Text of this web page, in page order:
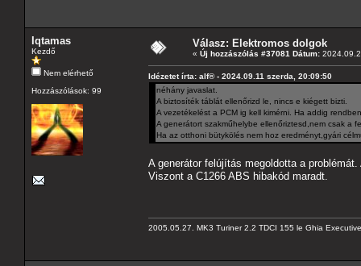
Iqtamas
Kezdő
Nem elérhető
Hozzászólások: 99
Válasz: Elektromos dolgok
« Új hozzászólás #37081 Dátum:
Idézetet írta: alf® - 2024.09.11 szerda, 20:09:50
néhány javaslat.
A biztosíték táblát ellenőrizd le, nincs e kiégett bizti.
A vezetékelést a PCM ig kell kimérni. Ha addig
A generátort szakműhelybe ellenőriztesd,nem csak a
Ha az otthoni bütykölés nem hoz eredményt,gyári
A generátor felújítás megoldotta a
Viszont a C1266 ABS hibakód maradt.
2005.05.27. MK3 Turiner 2.2 TDCI 155 le Ghia Executive